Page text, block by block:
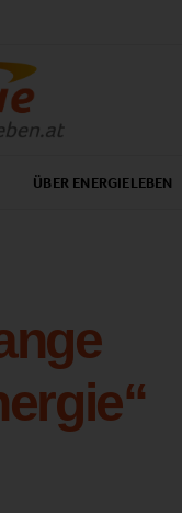
ÜBER ENERGIELEBEN